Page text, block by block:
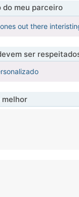
do meu parceiro
out there
ser
melhor